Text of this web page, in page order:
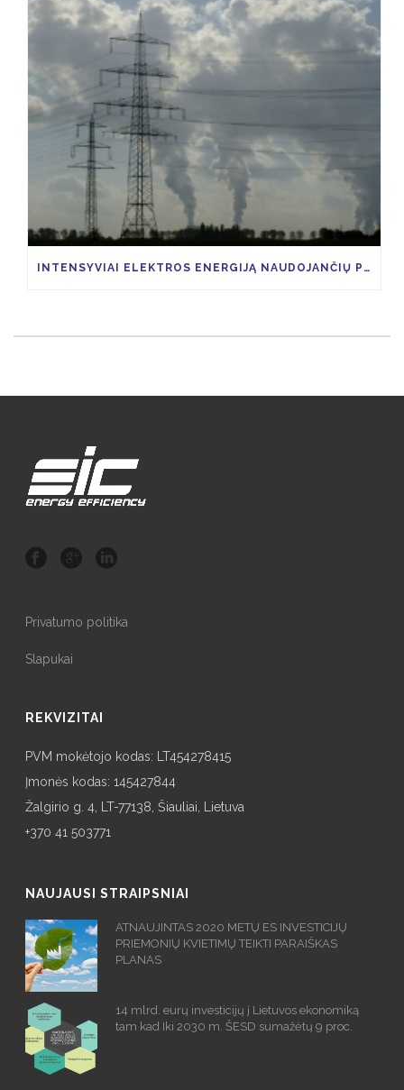
INTENSYVIAI ELEKTROS ENERGIJĄ NAUDOJANČIŲ PRAMONĖS ŠAKŲ ĮMONĖS, GALĖTŲ SUSIGRĄŽINTI 85 PROCENTUS VIAP KAINOS
Privatumo politika
Slapukai
REKVIZITAI
PVM mokėtojo kodas: LT454278415
Įmonės kodas: 145427844
Žalgirio g. 4, LT-77138, Šiauliai, Lietuva
+370 41 503771
NAUJAUSI STRAIPSNIAI
ATNAUJINTAS 2020 METŲ ES INVESTICIJŲ
PRIEMONIŲ KVIETIMŲ TEIKTI PARAIŠKAS
PLANAS
14 mlrd. eurų investicijų į Lietuvos ekonomiką
tam kad Iki 2030 m. ŠESD sumažėtų 9 proc.